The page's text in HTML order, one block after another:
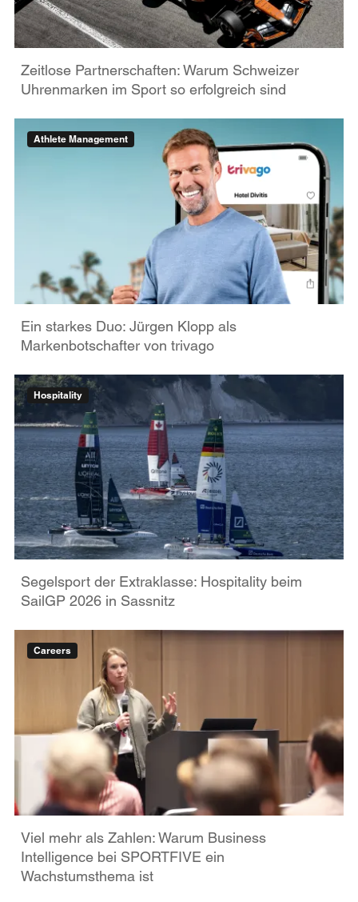
Zeitlose Partnerschaften: Warum Schweizer
Uhrenmarken im Sport so erfolgreich sind
Athlete Management
Ein starkes Duo: Jürgen Klopp als
Markenbotschafter von trivago
Hospitality
Segelsport der Extraklasse: Hospitality beim
SailGP 2026 in Sassnitz
Careers
Viel mehr als Zahlen: Warum Business
Intelligence bei SPORTFIVE ein
Wachstumsthema ist